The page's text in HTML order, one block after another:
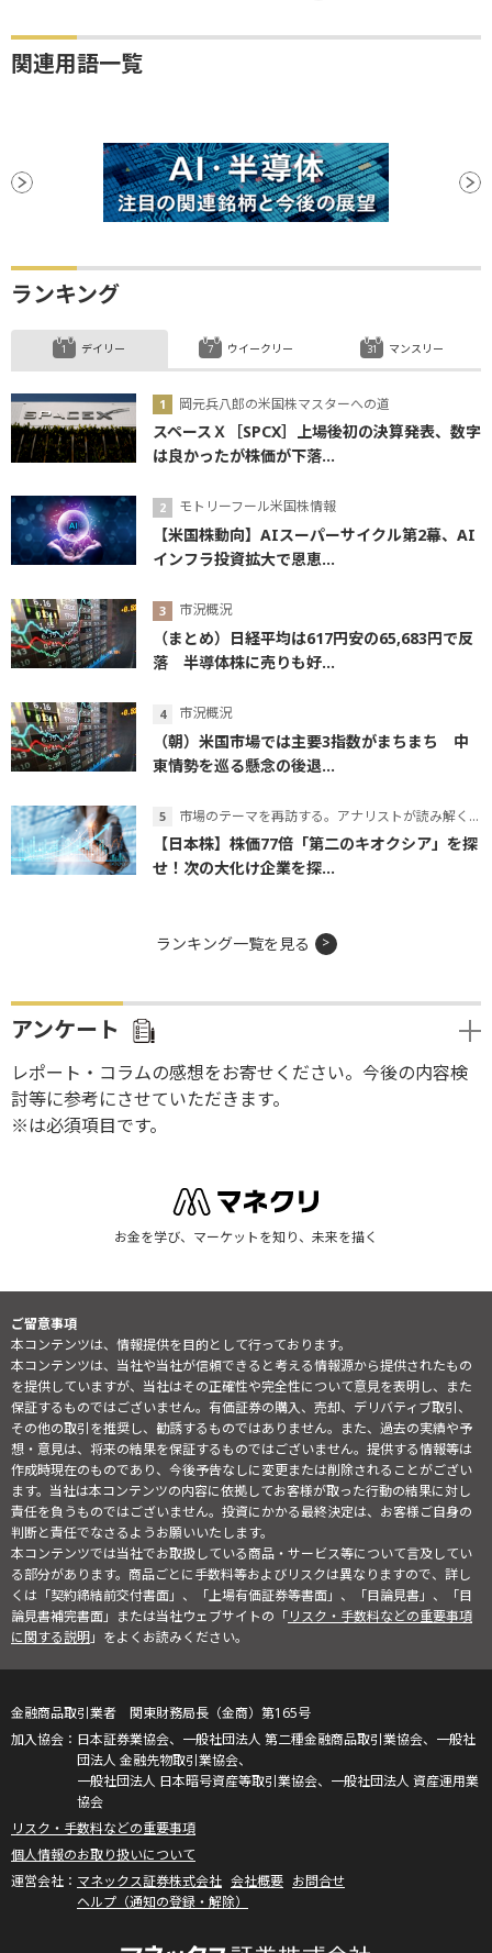
関連用語一覧
ランキング
デイリー
岡元兵八郎の米国株マスターへの道
スペースＸ［SPCX］上場後初の決算発表、数字
は良かったが株価が下落...
モトリーフール米国株情報
【米国株動向】AIスーパーサイクル第2幕、AI
インフラ投資拡大で恩恵...
市況概況
（まとめ）日経平均は617円安の65,683円で反
落 半導体株に売りも好...
市況概況
（朝）米国市場では主要3指数がまちまち 中
東情勢を巡る懸念の後退...
市場のテーマを再訪する。アナリストが読み解くテーマの本質
【日本株】株価77倍「第二のキオクシア」を探
せ！次の大化け企業を探...
ウイークリー マンスリー
ランキング一覧を見る
アンケート
レポート・コラムの感想をお寄せください。今後の内容検
討等に参考にさせていただきます。
※は必須項目です。
お金を学び、マーケットを知り、未来を描く
ご留意事項
本コンテンツは、情報提供を目的として行っております。
本コンテンツは、当社や当社が信頼できると考える情報源から提供されたもの
を提供していますが、当社はその正確性や完全性について意見を表明し、また
保証するものではございません。有価証券の購入、売却、デリバティブ取引、
その他の取引を推奨し、勧誘するものではありません。また、過去の実績や予
想・意見は、将来の結果を保証するものではございません。提供する情報等は
作成時現在のものであり、今後予告なしに変更または削除されることがござい
ます。当社は本コンテンツの内容に依拠してお客様が取った行動の結果に対し
責任を負うものではございません。投資にかかる最終決定は、お客様ご自身の
判断と責任でなさるようお願いいたします。
本コンテンツでは当社でお取扱している商品・サービス等について言及してい
る部分があります。商品ごとに手数料等およびリスクは異なりますので、詳し
くは「契約締結前交付書面」、「上場有価証券等書面」、「目論見書」、「目
論見書補完書面」または当社ウェブサイトの「リスク・手数料などの重要事項
に関する説明」をよくお読みください。
金融商品取引業者 関東財務局長（金商）第165号
日本証券業協会、一般社団法人 第二種金融商品取引業協会、一般社
団法人 金融先物取引業協会、
一般社団法人 日本暗号資産等取引業協会、一般社団法人 資産運用業
協会
リスク・手数料などの重要事項
個人情報のお取り扱いについて
マネックス証券株式会社 会社概要 お問合せ
ヘルプ（通知の登録・解除）